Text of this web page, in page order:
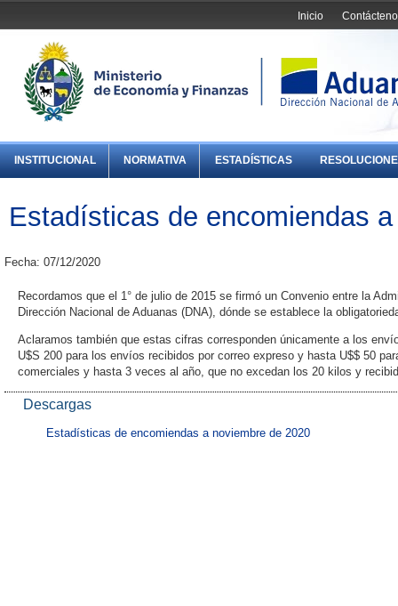
Inicio
INSTITUCIONAL NORMATIVA ESTADÍSTICAS
Estadísticas de encomiendas
Fecha: 07/12/2020
Recordamos que el 1° de julio de 2015 se firmó un Convenio entre la
Dirección Nacional de Aduanas (DNA), dónde se establece la
Aclaramos también que estas cifras corresponden únicamente a los
U$S 200 para los envíos recibidos por correo expreso y hasta U$$ 50
comerciales y hasta 3 veces al año, que no excedan los 20 kilos y
Descargas
Estadísticas de encomiendas a noviembre de 2020